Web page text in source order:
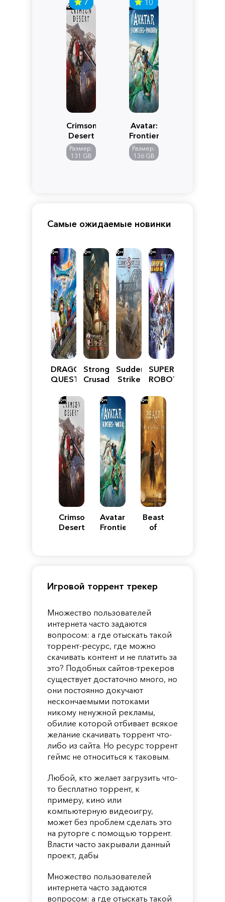
Crimson
Desert
Размер:
131 GB
Avatar:
Frontiers
of
Pandora
Размер:
136 GB
Самые ожидаемые новинки
DRAGON
QUEST
Reimagined
Stronghold
Crusader:
Edition
Sudden
Strike
SUPER
ROBOT
Y
Crimson
Desert
Avatar:
Frontiers
Beast
of
Игровой торрент трекер
Множество пользователей
интернета часто задаются
вопросом: а где отыскать такой
торрент-ресурс, где можно
скачивать контент и не платить за
это? Подобных сайтов-трекеров
существует достаточно много, но
они постоянно докучают
нескончаемыми потоками
никому ненужной рекламы,
обилие которой отбивает всякое
желание скачивать торрент что-
либо из сайта. Но ресурс торрент
геймс не относиться к таковым.
Любой, кто желает загрузить что-
то бесплатно торрент, к
примеру, кино или
компьютерную видеоигру,
может без проблем сделать это
на руторге с помощью торрент.
Власти часто закрывали данный
проект, дабы
Множество пользователей
интернета часто задаются
вопросом: а где отыскать такой